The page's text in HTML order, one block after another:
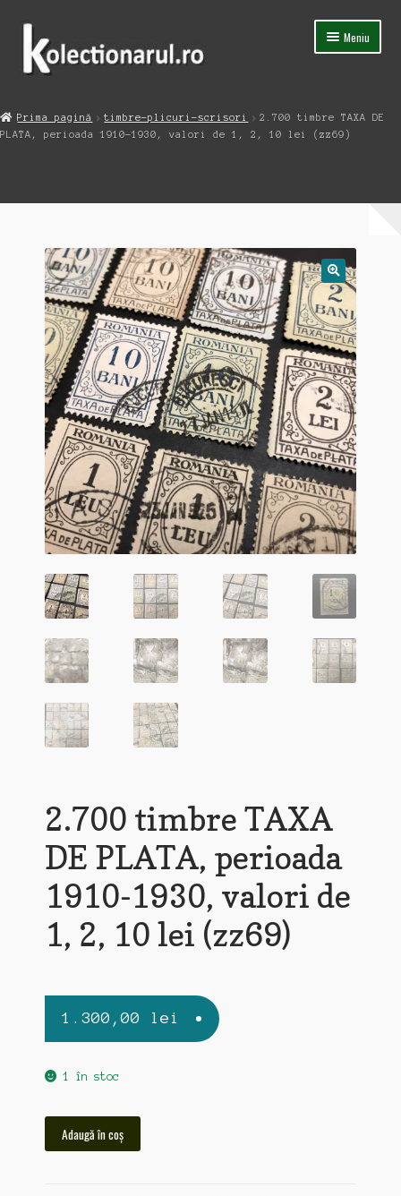
Sari
navigare
Sari
conținut
Meniu
Magazin
Contact
Prima pagină timbre-plicuri-scrisori
2.700 timbre TAXA DE
PLATA, perioada 1910-1930, valori de 1, 2, 10 lei (zz69)
2.700 timbre TAXA
DE PLATA, perioada
1910-1930, valori de
1, 2, 10 lei (zz69)
1.300,00 lei
1 în stoc
Adaugă în coș